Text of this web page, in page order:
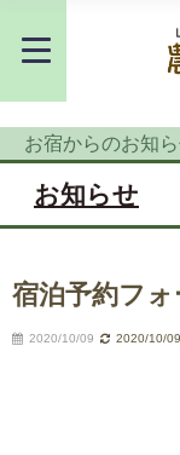
お宿からのお知
お知らせ
宿泊予約フ
2020/10/09 2020/10/09